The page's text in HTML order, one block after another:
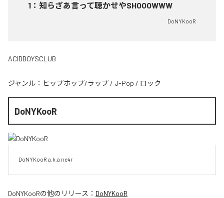
1 ： 知らざあ言って聴かせやSHOOOWWW
DoNYKooR
ACIDBOYSCLUB
ジャンル： ヒップホップ/ラップ / J-Pop / ロック
DoNYKooR
DoNYKooR a.k.a ne4r
DoNYKooRの他のリリース： DoNYKooR